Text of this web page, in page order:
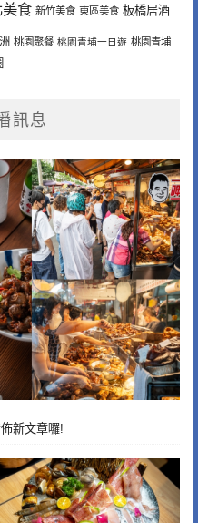
食 新竹美食 東區美食 板橋居酒
桃園聚餐 桃園青埔一日遊 桃園青埔
訊息